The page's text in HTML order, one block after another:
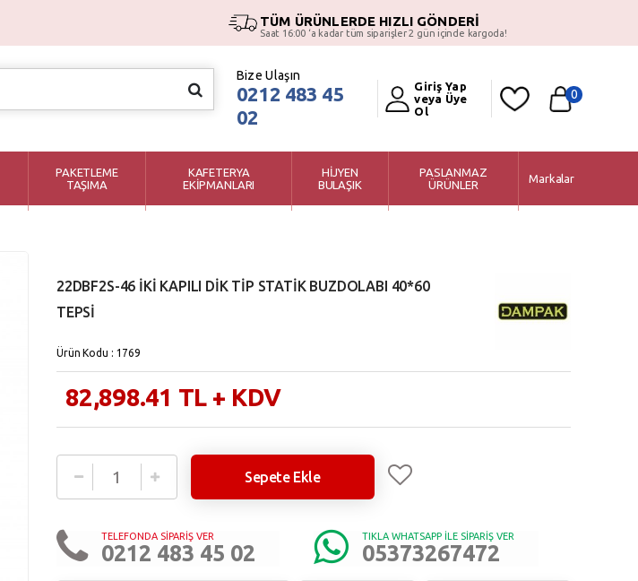
TÜM ÜRÜNLERDE HIZLI GÖNDERİ
Saat 16:00 ‘a kadar tüm siparişler 2 gün içinde kargoda!
Bize Ulaşın
0212 483 45
02
Giriş Yap
veya Üye
Ol
0
PAKETLEME
TAŞIMA
KAFETERYA
EKİPMANLARI
HİJYEN
BULAŞIK
PASLANMAZ
ÜRÜNLER
Markalar
22DBF2S-46 İKİ KAPILI DİK TİP STATİK BUZDOLABI 40*60
TEPSİ
Ürün Kodu : 1769
82,898.41 TL + KDV
TELEFONDA SİPARİŞ VER
0212 483 45 02
TIKLA WHATSAPP İLE SİPARİŞ VER
05373267472
Sepete Ekle